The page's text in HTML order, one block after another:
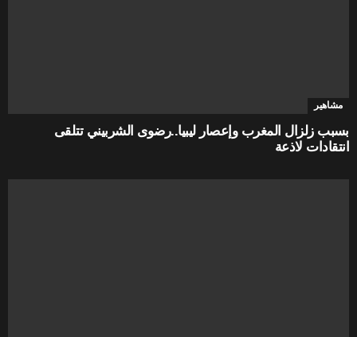
مشاهير
بسبب زلزال المغرب وإعصار ليبيا..رضوى الشربيني تتلقى
انتقادات لاذعة